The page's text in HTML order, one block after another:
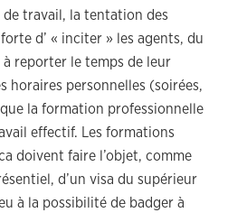
travail, la tentation des
d’ « inciter » les agents, du
reporter le temps de leur
horaires personnelles (soirées,
la formation professionnelle
effectif. Les formations
doivent faire l’objet, comme
d’un visa du supérieur
à la possibilité de badger à